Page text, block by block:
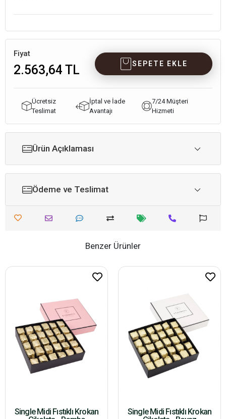
Fiyat
2.563,64 TL SEPETE EKLE
Ücretsiz
Teslimat
İptal ve İade
Avantajı
7/24 Müşteri
Hizmeti
Ürün Açıklaması
Ödeme ve Teslimat
Benzer Ürünler
Single Midi Fıstıklı Krokan
Single Midi Fıstıklı Krokan